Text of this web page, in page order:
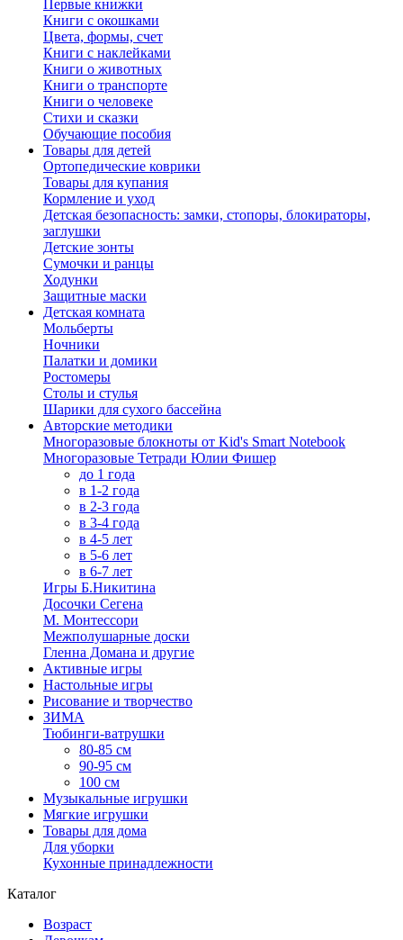
Первые книжки
Книги с окошками
Цвета, формы, счет
Книги с наклейками
Книги о животных
Книги о транспорте
Книги о человеке
Стихи и сказки
Обучающие пособия
Товары для детей
Ортопедические коврики
Товары для купания
Кормление и уход
Детская безопасность: замки, стопоры, блокираторы,
заглушки
Детские зонты
Сумочки и ранцы
Ходунки
Защитные маски
Детская комната
Мольберты
Ночники
Палатки и домики
Ростомеры
Столы и стулья
Шарики для сухого бассейна
Авторские методики
Многоразовые блокноты от Kid's Smart Notebook
Многоразовые Тетради Юлии Фишер
до 1 года
в 1-2 года
в 2-3 года
в 3-4 года
в 4-5 лет
в 5-6 лет
в 6-7 лет
Игры Б.Никитина
Досочки Сегена
М. Монтессори
Межполушарные доски
Гленна Домана и другие
Активные игры
Настольные игры
Рисование и творчество
ЗИМА
Тюбинги-ватрушки
80-85 см
90-95 см
100 см
Музыкальные игрушки
Мягкие игрушки
Товары для дома
Для уборки
Кухонные принадлежности
Каталог
Возраст